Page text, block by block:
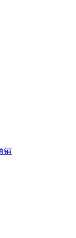
铺